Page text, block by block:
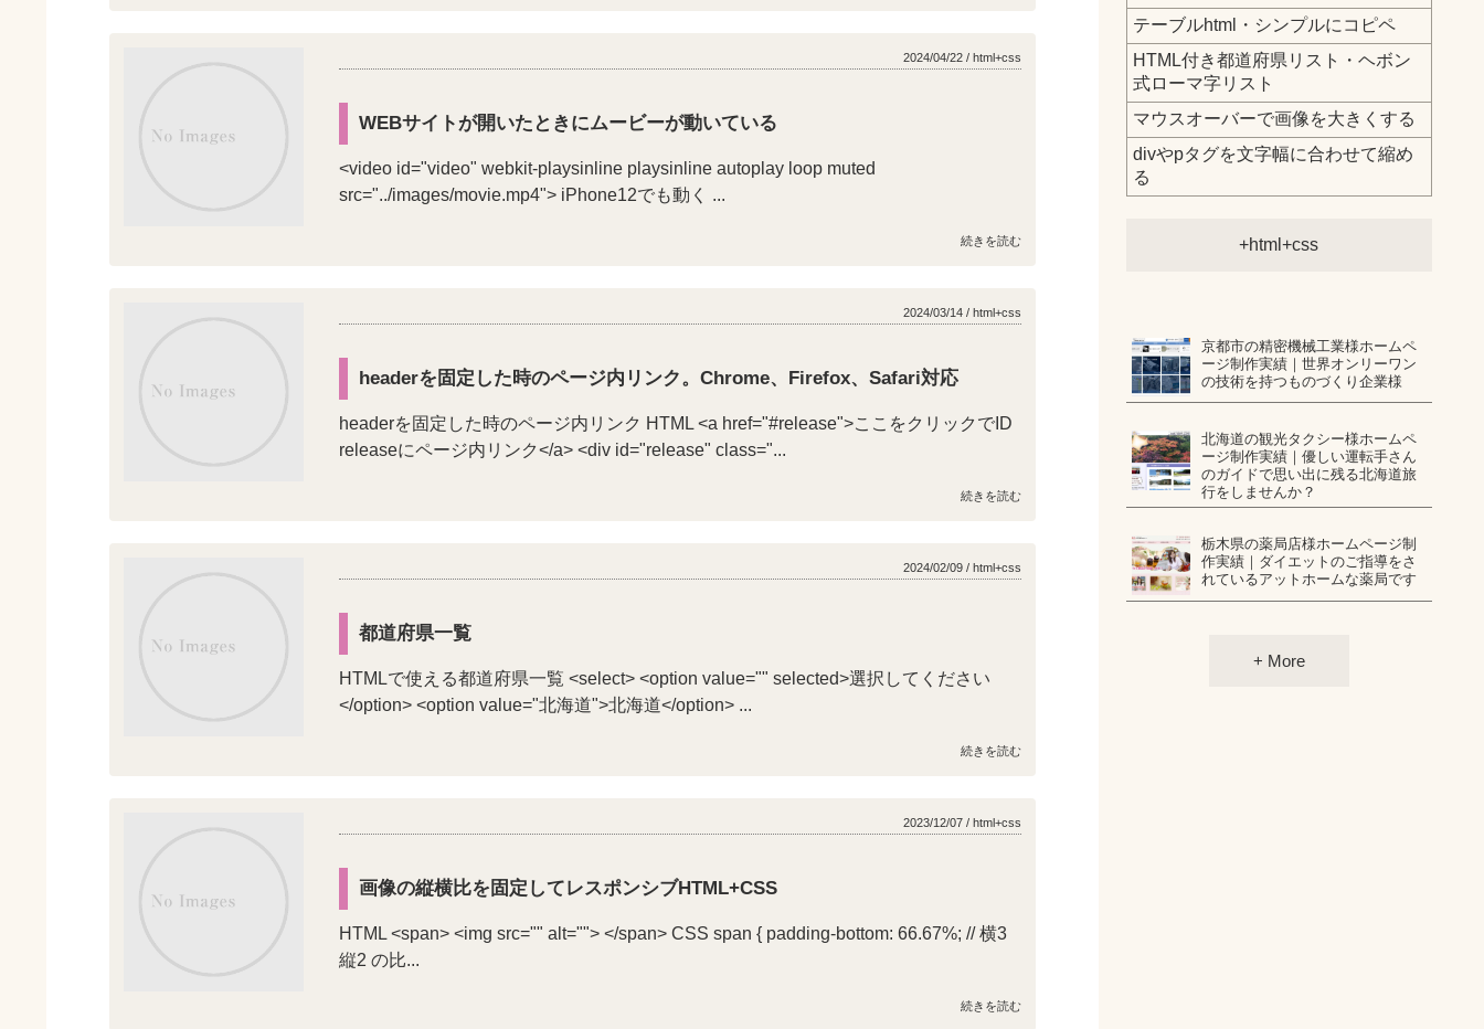
2024/04/22 / html+css
WEBサイトが開いたときにムービーが動いている
<video id="video" webkit-playsinline playsinline autoplay loop muted
src="../images/movie.mp4"> iPhone12でも動く ...
続きを読む
2024/03/14 / html+css
headerを固定した時のページ内リンク。Chrome、Firefox、Safari対応
headerを固定した時のページ内リンク HTML <a href="#release">ここをクリックでID
releaseにページ内リンク</a> <div id="release" class="...
続きを読む
2024/02/09 / html+css
都道府県一覧
HTMLで使える都道府県一覧 <select> <option value="" selected>選択してください
</option> <option value="北海道">北海道</option> ...
続きを読む
2023/12/07 / html+css
画像の縦横比を固定してレスポンシブHTML+CSS
HTML <span> <img src="" alt=""> </span> CSS span { padding-bottom: 66.67%; // 横3
縦2 の比...
続きを読む
テーブルhtml・シンプルにコピペ
HTML付き都道府県リスト・ヘボン
式ローマ字リスト
マウスオーバーで画像を大きくする
divやpタグを文字幅に合わせて縮め
る
html+css
京都市の精密機械工業様ホームペ
ージ制作実績｜世界オンリーワン
の技術を持つものづくり企業様
北海道の観光タクシー様ホームペ
ージ制作実績｜優しい運転手さん
のガイドで思い出に残る北海道旅
行をしませんか？
栃木県の薬局店様ホームページ制
作実績｜ダイエットのご指導をさ
れているアットホームな薬局です
+ More